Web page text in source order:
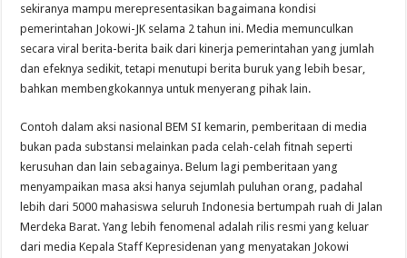
sekiranya mampu merepresentasikan bagaimana kondisi
pemerintahan Jokowi-JK selama 2 tahun ini. Media memunculkan
secara viral berita-berita baik dari kinerja pemerintahan yang jumlah
dan efeknya sedikit, tetapi menutupi berita buruk yang lebih besar,
bahkan membengkokannya untuk menyerang pihak lain.
Contoh dalam aksi nasional BEM SI kemarin, pemberitaan di media
bukan pada substansi melainkan pada celah-celah fitnah seperti
kerusuhan dan lain sebagainya. Belum lagi pemberitaan yang
menyampaikan masa aksi hanya sejumlah puluhan orang, padahal
lebih dari 5000 mahasiswa seluruh Indonesia bertumpah ruah di Jalan
Merdeka Barat. Yang lebih fenomenal adalah rilis resmi yang keluar
dari media Kepala Staff Kepresidenan yang menyatakan Jokowi